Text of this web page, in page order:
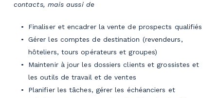
contacts, mais aussi de
Finaliser et encadrer la vente de prospects qualifiés
Gérer les comptes de destination (revendeurs,
hôteliers, tours opérateurs et groupes)
Maintenir à jour les dossiers clients et grossistes et
les outils de travail et de ventes
Planifier les tâches, gérer les échéanciers et